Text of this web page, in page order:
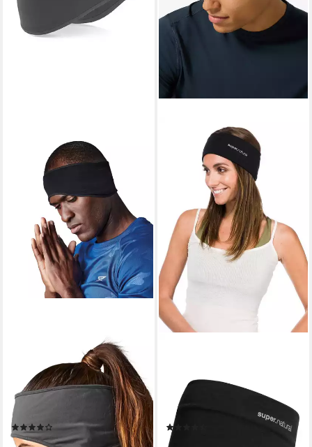
Stirnband Unisex Softshell
Sport Stirnband / Headband
für Männer u. Frauen
Winddicht - Atmungsaktiv
(1)
14,49 € UVP20,90 €
WANDERLUST HEADBAND
wärmender Merino-
Materialmix
ab 21,94 €